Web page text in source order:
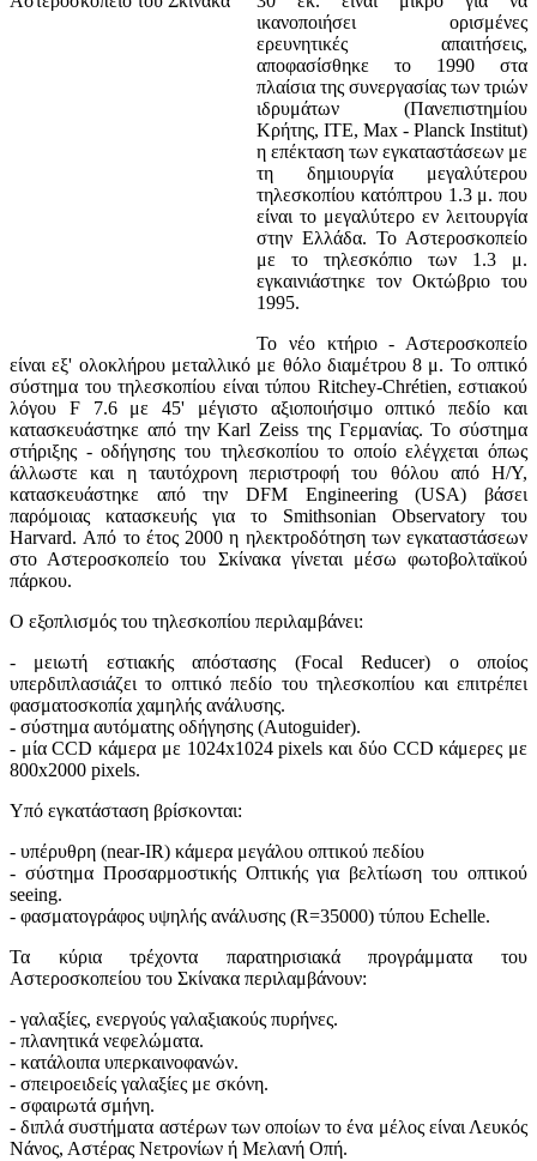
ικανοποιήσει ορισμένες
ερευνητικές απαιτήσεις,
αποφασίσθηκε το 1990 στα
πλαίσια της συνεργασίας των τριών
ιδρυμάτων (Πανεπιστημίου
Κρήτης, ΙΤΕ, Max - Planck Institut)
η επέκταση των εγκαταστάσεων με
τη δημιουργία μεγαλύτερου
τηλεσκοπίου κατόπτρου 1.3 μ. που
είναι το μεγαλύτερο εν λειτουργία
στην Ελλάδα. Το Αστεροσκοπείο
με το τηλεσκόπιο των 1.3 μ.
εγκαινιάστηκε τον Οκτώβριο του
1995.
Το νέο κτήριο - Αστεροσκοπείο
είναι εξ' ολοκλήρου μεταλλικό με θόλο διαμέτρου 8 μ. Το οπτικό
σύστημα του τηλεσκοπίου είναι τύπου Ritchey-Chrétien, εστιακού
λόγου F 7.6 με 45' μέγιστο αξιοποιήσιμο οπτικό πεδίο και
κατασκευάστηκε από την Karl Zeiss της Γερμανίας. Το σύστημα
στήριξης - οδήγησης του τηλεσκοπίου το οποίο ελέγχεται όπως
άλλωστε και η ταυτόχρονη περιστροφή του θόλου από Η/Υ,
κατασκευάστηκε από την DFM Engineering (USA) βάσει
παρόμοιας κατασκευής για το Smithsonian Observatory του
Harvard. Από το έτος 2000 η ηλεκτροδότηση των εγκαταστάσεων
στο Αστεροσκοπείο του Σκίνακα γίνεται μέσω φωτοβολταϊκού
πάρκου.
Ο εξοπλισμός του τηλεσκοπίου περιλαμβάνει:
- μειωτή εστιακής απόστασης (Focal Reducer) ο οποίος
υπερδιπλασιάζει το οπτικό πεδίο του τηλεσκοπίου και επιτρέπει
φασματοσκοπία χαμηλής ανάλυσης.
- σύστημα αυτόματης οδήγησης (Autoguider).
- μία CCD κάμερα με 1024x1024 pixels και δύο CCD κάμερες με
800x2000 pixels.
Υπό εγκατάσταση βρίσκονται:
- υπέρυθρη (near-IR) κάμερα μεγάλου οπτικού πεδίου
- σύστημα Προσαρμοστικής Οπτικής για βελτίωση του οπτικού
seeing.
- φασματογράφος υψηλής ανάλυσης (R=35000) τύπου Echelle.
Τα κύρια τρέχοντα παρατηρισιακά προγράμματα του
Αστεροσκοπείου του Σκίνακα περιλαμβάνουν:
- γαλαξίες, ενεργούς γαλαξιακούς πυρήνες.
- πλανητικά νεφελώματα.
- κατάλοιπα υπερκαινοφανών.
- σπειροειδείς γαλαξίες με σκόνη.
- σφαιρωτά σμήνη.
- διπλά συστήματα αστέρων των οποίων το ένα μέλος είναι Λευκός
Νάνος, Αστέρας Νετρονίων ή Μελανή Οπή.